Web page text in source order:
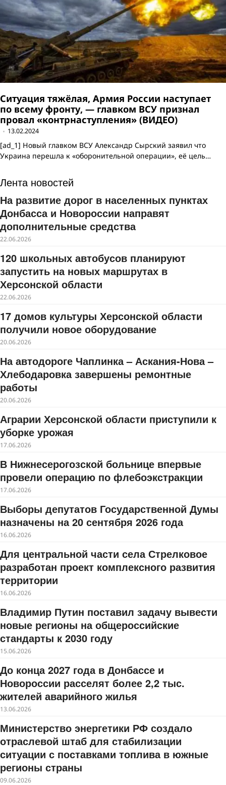
Ситуация тяжёлая, Армия России наступает
по всему фронту, — главком ВСУ признал
провал «контрнаступления» (ВИДЕО)
13.02.2024
[ad_1] Новый главком ВСУ Александр Сырский заявил что
Украина перешла к «оборонительной операции», её цель…
Лента новостей
На развитие дорог в населенных пунктах
Донбасса и Новороссии направят
дополнительные средства
22.06.2026
120 школьных автобусов планируют
запустить на новых маршрутах в
Херсонской области
22.06.2026
17 домов культуры Херсонской области
получили новое оборудование
20.06.2026
На автодороге Чаплинка – Аскания-Нова –
Хлебодаровка завершены ремонтные
работы
20.06.2026
Аграрии Херсонской области приступили к
уборке урожая
17.06.2026
В Нижнесерогозской больнице впервые
провели операцию по флебоэкстракции
17.06.2026
Выборы депутатов Государственной Думы
назначены на 20 сентября 2026 года
16.06.2026
Для центральной части села Стрелковое
разработан проект комплексного развития
территории
16.06.2026
Владимир Путин поставил задачу вывести
новые регионы на общероссийские
стандарты к 2030 году
15.06.2026
До конца 2027 года в Донбассе и
Новороссии расселят более 2,2 тыс.
жителей аварийного жилья
13.06.2026
Министерство энергетики РФ создало
отраслевой штаб для стабилизации
ситуации с поставками топлива в южные
регионы страны
09.06.2026